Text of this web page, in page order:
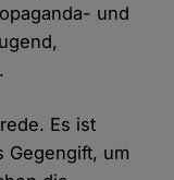
und
Es ist
Gegengift, um